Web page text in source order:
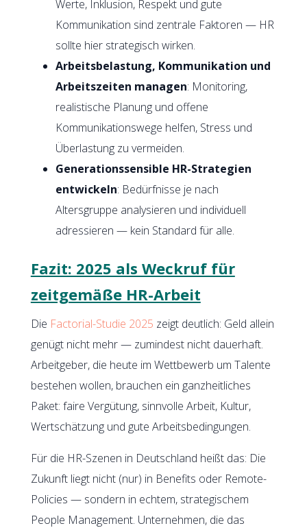
Werte, Inklusion, Respekt und gute
Kommunikation sind zentrale Faktoren — HR
sollte hier strategisch wirken.
Arbeitsbelastung, Kommunikation und
Arbeitszeiten managen: Monitoring,
realistische Planung und offene
Kommunikationswege helfen, Stress und
Überlastung zu vermeiden.
Generationssensible HR-Strategien
entwickeln: Bedürfnisse je nach
Altersgruppe analysieren und individuell
adressieren — kein Standard für alle.
Fazit: 2025 als Weckruf für
zeitgemäße HR-Arbeit
Die Factorial-Studie 2025 zeigt deutlich: Geld allein
genügt nicht mehr — zumindest nicht dauerhaft.
Arbeitgeber, die heute im Wettbewerb um Talente
bestehen wollen, brauchen ein ganzheitliches
Paket: faire Vergütung, sinnvolle Arbeit, Kultur,
Wertschätzung und gute Arbeitsbedingungen.
Für die HR-Szenen in Deutschland heißt das: Die
Zukunft liegt nicht (nur) in Benefits oder Remote-
Policies — sondern in echtem, strategischem
People Management. Unternehmen, die das